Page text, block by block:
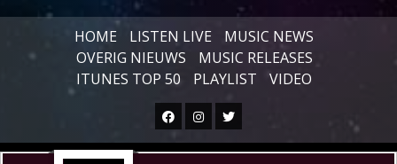
HOME LISTEN LIVE
MUSIC NEWS
OVERIG NIEUWS
MUSIC RELEASES
ITUNES TOP 50
PLAYLIST VIDEO
Facebook
Instagram
Twitter